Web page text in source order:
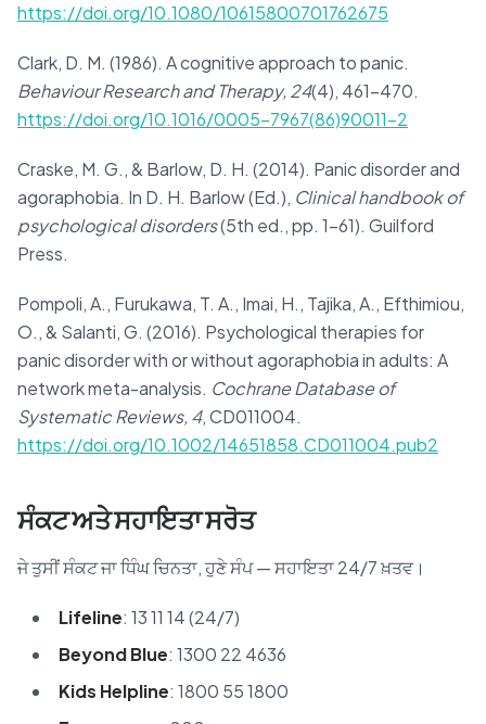
https://doi.org/10.1080/10615800701762675
Clark, D. M. (1986). A cognitive approach to panic.
Behaviour Research and Therapy, 24(4), 461–470.
https://doi.org/10.1016/0005-7967(86)90011-2
Craske, M. G., & Barlow, D. H. (2014). Panic disorder and
agoraphobia. In D. H. Barlow (Ed.), Clinical handbook of
psychological disorders(5th ed., pp. 1–61). Guilford
Press.
Pompoli, A., Furukawa, T. A., Imai, H., Tajika, A., Efthimiou,
O., & Salanti, G. (2016). Psychological therapies for
panic disorder with or without agoraphobia in adults: A
network meta-analysis. Cochrane Database of
Systematic Reviews, 4, CD011004.
https://doi.org/10.1002/14651858.CD011004.pub2
ਸੰਕਟ ਅਤੇ ਸਹਾਇਤਾ ਸਰੋਤ
ਜੇ ਤੁਸੀਂ ਸੰਕਟ ਜਾ ਧਿੰਘ ਚਿਨਤਾ, ਹੁਣੇ ਸੰਪ — ਸਹਾਇਤਾ 24/7 ਖ਼ਤਵ।
Lifeline: 13 11 14 (24/7)
Beyond Blue: 1300 22 4636
Kids Helpline: 1800 55 1800